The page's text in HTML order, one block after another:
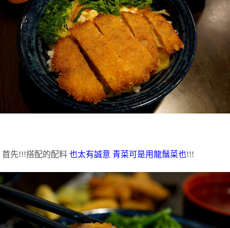
首先!!!搭配的配料 也太有誠意 青菜可是用龍鬚菜也!!!